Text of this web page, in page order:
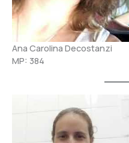
Ana Carolina Decostanzi
MP: 384